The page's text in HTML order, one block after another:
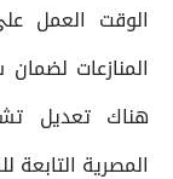
الوقت العمل
المنازعات
هناك تعديل
المصرية